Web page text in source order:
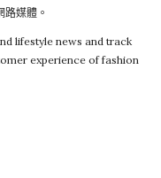
媒體。
lifestyle news and track
experience of fashion